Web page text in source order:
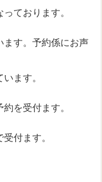
ております。
ます。予約係にお声
ます。
を受付ます。
受付ます。